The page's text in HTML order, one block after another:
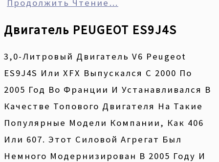
Продолжить Чтение…
Двигатель PEUGEOT ES9J4S
3,0-Литровый Двигатель V6 Peugeot
ES9J4S Или XFX Выпускался С 2000 По
2005 Год Во Франции И Устанавливался В
Качестве Топового Двигателя На Такие
Популярные Модели Компании, Как 406
Или 607. Этот Силовой Агрегат Был
Немного Модернизирован В 2005 Году И